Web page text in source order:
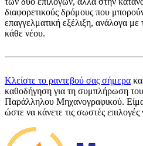
διαφορετικούς δρόμους που
επαγγελματική εξέλιξη, ανάλογα με
κάθε νέου.
Κλείστε το ραντεβού σας σήμερα
καθοδήγηση για τη συμπλήρωση
Παράλληλου Μηχανογραφικού.
ώστε να κάνετε τις σωστές